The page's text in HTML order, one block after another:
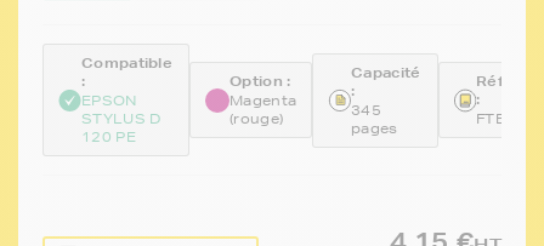
Compatible
:
EPSON
STYLUS D
120 PE
Option :
Magenta
(rouge)
Capacité
:
345
pages
:
FTE713